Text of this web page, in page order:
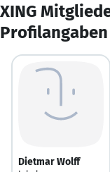
XING
Profilangaben
Dietmar Wolff